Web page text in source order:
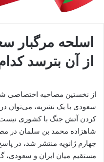
اسلحه مرگبار
از آن بترسد
از نخستین مصاحبه اختصاصی
سعودی با یک نشریه، می‌توان
کردن آتش جنگ با کشوری
شاهزاده محمد بن سلمان در
چهارم ژانویه منتشر شد، در
مستقیم میان ایران و سعودی،